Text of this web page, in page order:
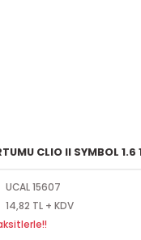
CLIO II SYMBOL
UCAL 15607
14,82 TL + KDV